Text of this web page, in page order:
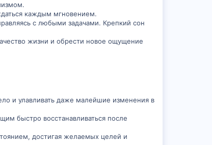
каждым мгновением.
с любыми задачами. Крепкий сон
жизни и обрести новое ощущение
и улавливать даже малейшие изменения в
быстро восстанавливаться после
достигая желаемых целей и